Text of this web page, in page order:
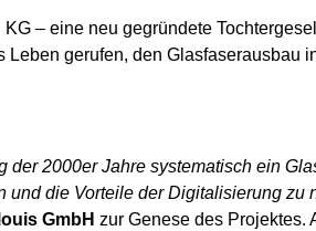
– eine neu gegründete
gerufen, den Glasfaserausbau
der 2000er Jahre systematisch ein
die Vorteile der Digitalisierung zu
GmbH zur Genese des Projektes.